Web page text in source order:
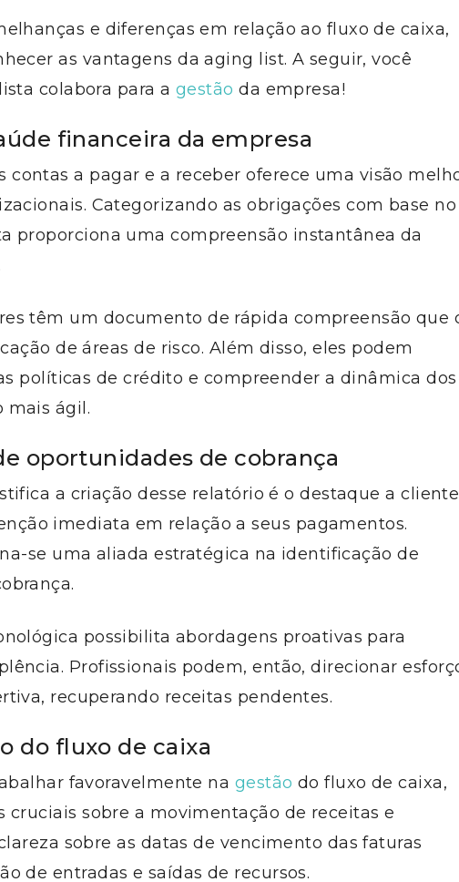
e diferenças em relação ao fluxo de caixa,
as vantagens da aging list. A seguir, você
colabora para agestão da empresa!
financeira da empresa
contas a pagar e a receber oferece uma visão
Categorizando as obrigações com base no
proporciona uma compreensão instantânea da
têm um documento de rápida compreensão que
de áreas de risco. Além disso, eles podem
políticas de crédito e compreender a dinâmica dos
mais ágil.
oportunidades de cobrança
a criação desse relatório é o destaque a
imediata em relação a seus pagamentos.
se uma aliada estratégica na identificação de
possibilita abordagens proativas para
Profissionais podem, então, direcionar
recuperando receitas pendentes.
do fluxo de caixa
favoravelmente na gestão do fluxo de caixa,
cruciais sobre a movimentação de receitas e
sobre as datas de vencimento das faturas
de entradas e saídas de recursos.